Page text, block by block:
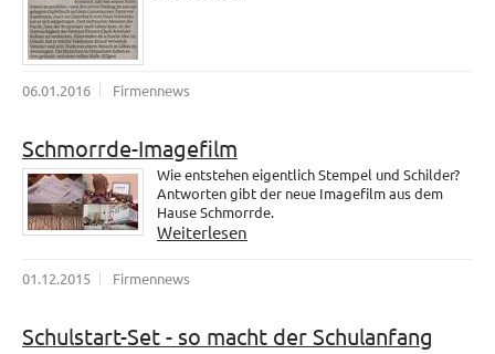
06.01.2016 Firmennews
Schmorrde-Imagefilm
Wie entstehen eigentlich Stempel und Schilder?
Antworten gibt der neue Imagefilm aus dem
Hause Schmorrde.
Weiterlesen
01.12.2015 Firmennews
Schulstart-Set - so macht der Schulanfang